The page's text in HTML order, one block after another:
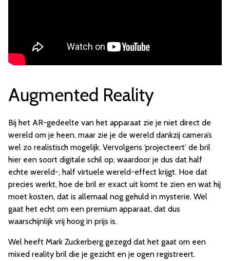
Augmented Reality
Bij het AR-gedeelte van het apparaat zie je niet direct de
wereld om je heen, maar zie je de wereld dankzij camera’s
wel zo realistisch mogelijk. Vervolgens ‘projecteert’ de bril
hier een soort digitale schil op, waardoor je dus dat half
echte wereld-, half virtuele wereld-effect krijgt. Hoe dat
precies werkt, hoe de bril er exact uit komt te zien en wat hij
moet kosten, dat is allemaal nog gehuld in mysterie. Wel
gaat het echt om een premium apparaat, dat dus
waarschijnlijk vrij hoog in prijs is.
Wel heeft Mark Zuckerberg gezegd dat het gaat om een
mixed reality bril die je gezicht en je ogen registreert.